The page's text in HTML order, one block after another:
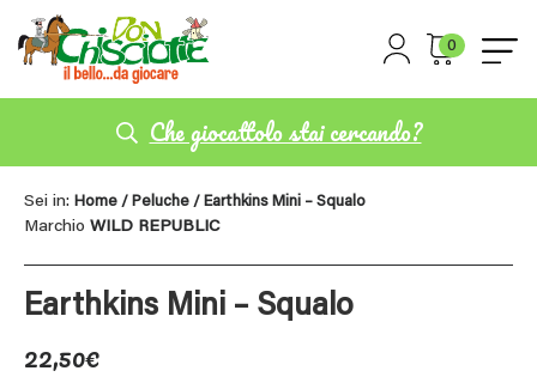
0
Che giocattolo stai cercando?
Sei in: Home / Peluche / Earthkins Mini – Squalo
Marchio WILD REPUBLIC
Earthkins Mini – Squalo
22,50€